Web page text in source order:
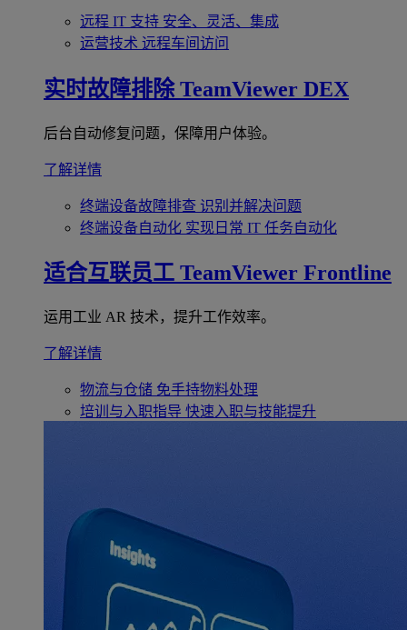
远程 IT 支持 安全、灵活、集成
运营技术 远程车间访问
实时故障排除 TeamViewer DEX
后台自动修复问题，保障用户体验。
了解详情
终端设备故障排查 识别并解决问题
终端设备自动化 实现日常 IT 任务自动化
适合互联员工 TeamViewer Frontline
运用工业 AR 技术，提升工作效率。
了解详情
物流与仓储 免手持物料处理
培训与入职指导 快速入职与技能提升